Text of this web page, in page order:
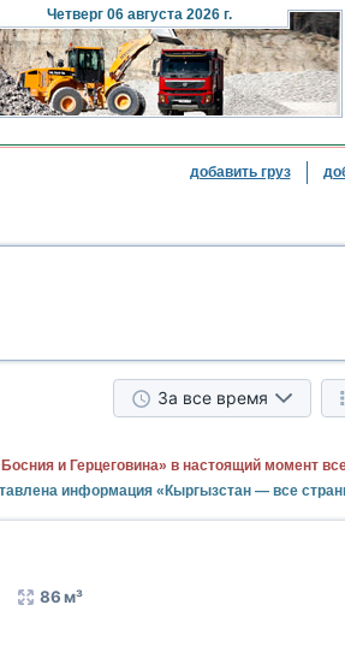
Четверг 06 августа 2026 г.
добавить груз
За все время
и Герцеговина» в настоящий момент
информация «Кыргызстан — все
86 м³